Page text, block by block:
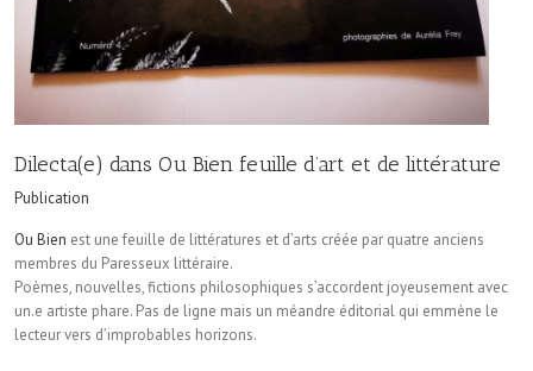
Dilecta(e) dans Ou Bien feuille d’art et de littérature
Publication
Ou Bien est une feuille de littératures et d’arts créée par quatre anciens
membres du Paresseux littéraire.
Poèmes, nouvelles, fictions philosophiques s’accordent joyeusement avec
un.e artiste phare. Pas de ligne mais un méandre éditorial qui emmène le
lecteur vers d’improbables horizons.